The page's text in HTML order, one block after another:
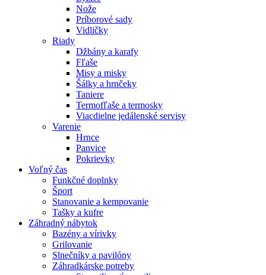
Nože
Príborové sady
Vidličky
Riady
Džbány a karafy
Fľaše
Misy a misky
Šálky a hrnčeky
Taniere
Termofľaše a termosky
Viacdielne jedálenské servisy
Varenie
Hrnce
Panvice
Pokrievky
Voľný čas
Funkčné doplnky
Šport
Stanovanie a kempovanie
Tašky a kufre
Záhradný nábytok
Bazény a vírivky
Grilovanie
Slnečníky a pavilóny
Záhradkárske potreby